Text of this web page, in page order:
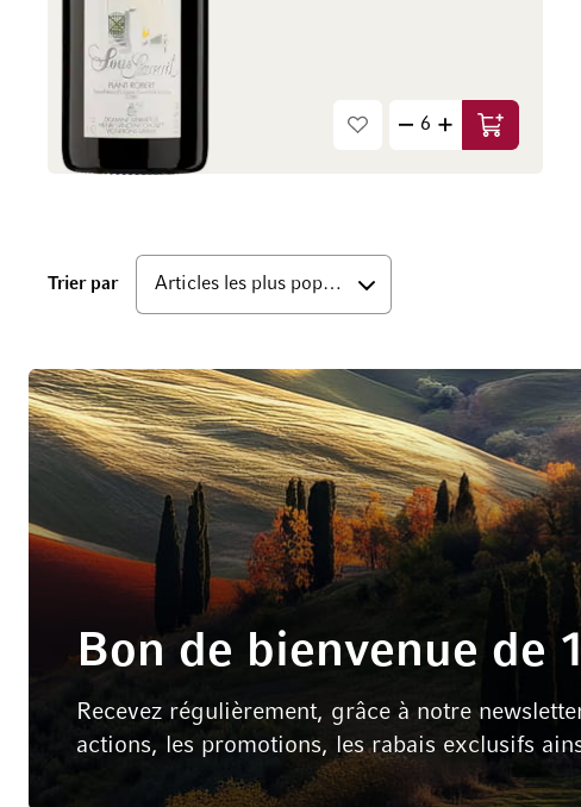
Ajouter au
Trier parbas
Bon de bienvenue de
Recevez régulièrement, grâce à notre
actions, les promotions, les rabais exclusifs